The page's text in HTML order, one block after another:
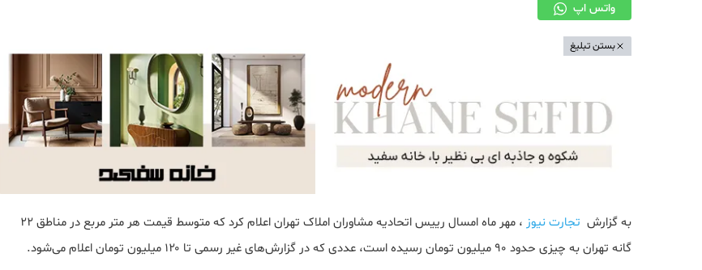
واتس اپ
بستن تبلیغ
به گزارش تجارت نیوز
، مهر ماه امسال رییس اتحادیه مشاوران املاک تهران اعلام کرد که متوسط قیمت هر متر مربع در مناطق ۲۲
گانه تهران به چیزی حدود ۹۰ میلیون تومان رسیده است، عددی که در گزارش‌های غیر رسمی تا ۱۲۰ میلیون تومان اعلام می‌شود.